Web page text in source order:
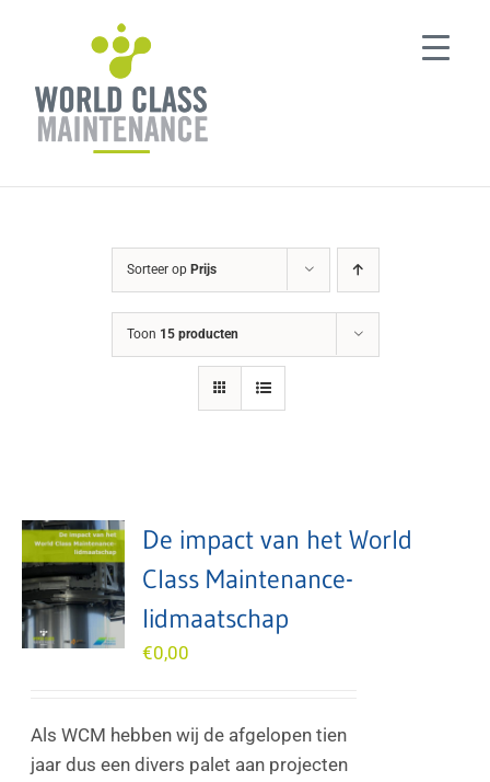
Sorteer op Prijs
Toon 15 producten
De impact van het World
Class Maintenance-
lidmaatschap
€0,00
Als WCM hebben wij de afgelopen tien
jaar dus een divers palet aan projecten